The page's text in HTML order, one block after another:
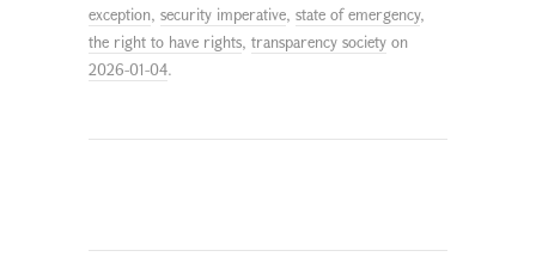
exception, security imperative, state of emergency,
the right to have rights, transparency society on
2026-01-04.